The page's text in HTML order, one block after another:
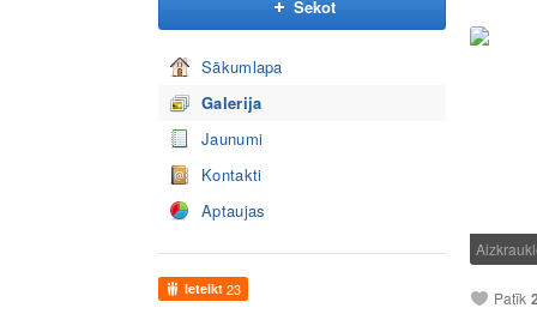
Sekot
Sākumlapa
Galerija
Jaunumi
Kontakti
Aptaujas
Ieteikt 23 Patīk